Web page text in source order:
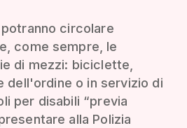
circolare
come sempre, le
di mezzi: biciclette,
dell'ordine o in servizio di
per disabili “previa
alla Polizia